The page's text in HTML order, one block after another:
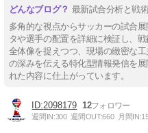
最新試合分析と戦
多角的な視点からサッカーの試合
タや選手の配置を詳細に検証し、
全体像を捉えつつ、現場の緻密な
の深みを伝える特化型情報発信を
れた内容に仕上がっています。
2098179 12
週間IN:300 週間OUT:660 月間IN: